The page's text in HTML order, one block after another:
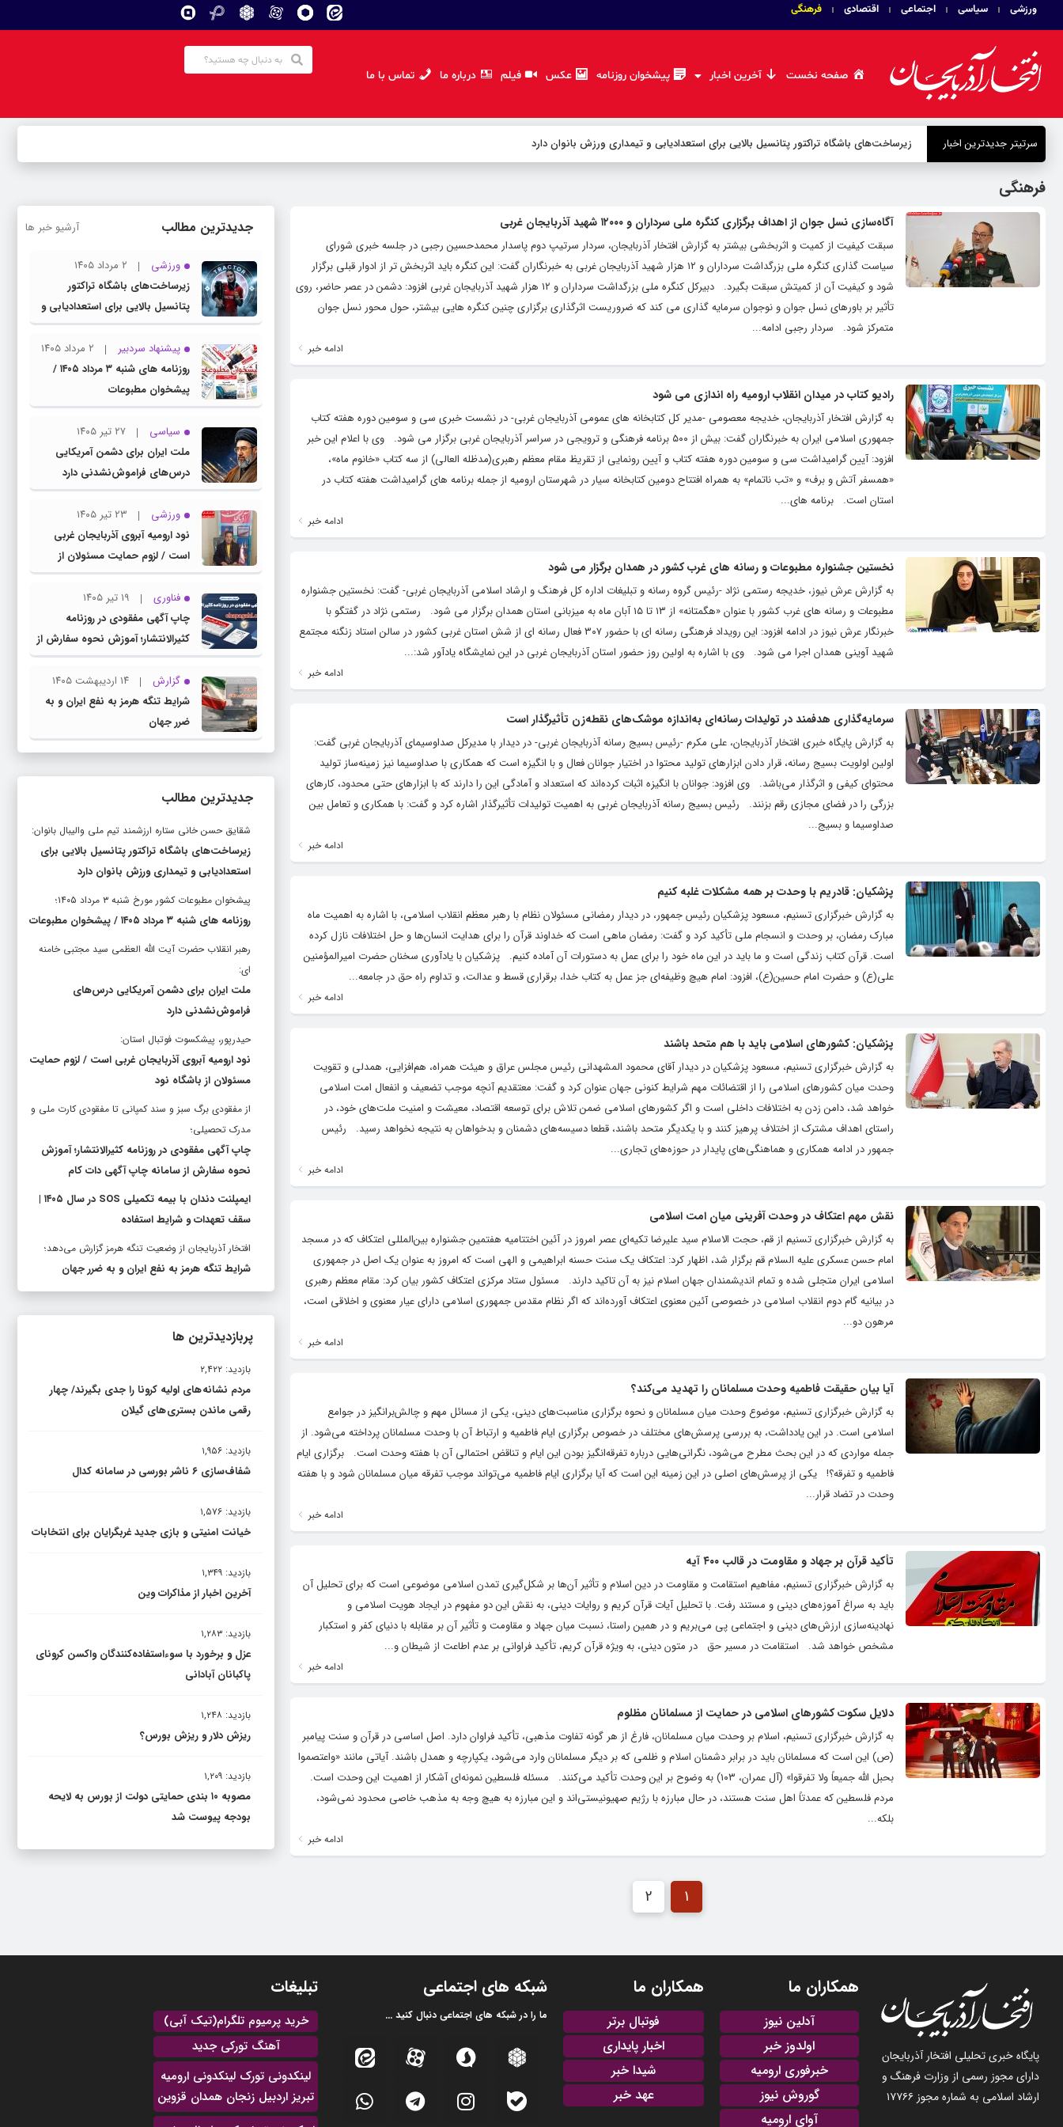
ورزشی سیاسی اجتماعی اقتصادی فرهنگی
صفحه نخست آخرین اخبار پیشخوان روزنامه عکس فیلم درباره ما تماس با ما
سرتیتر جدیدترین اخبار زیرساخت‌های باشگاه تراکتور پتانسیل بالایی برای استعدادیابی و تیمداری ورزش بانوان دارد
فرهنگی
آگاه‌سازی نسل جوان از اهداف برگزاری کنگره ملی سرداران و ۱۲۰۰۰ شهید آذربایجان غربی
سبقت کیفیت از کمیت و اثربخشی بیشتر به گزارش افتخار آذربایجان، سردار سرتیپ دوم پاسدار محمدحسین رجبی در جلسه خبری شورای
سیاست گذاری کنگره ملی بزرگداشت سرداران و ۱۲ هزار شهید آذربایجان غربی به خبرنگاران گفت: این کنگره باید اثربخش تر از ادوار قبلی برگزار
شود و کیفیت آن از کمیتش سبقت بگیرد. دبیرکل کنگره ملی بزرگداشت سرداران و ۱۲ هزار شهید آذربایجان غربی افزود: دشمن در عصر حاضر، روی
تأثیر بر باورهای نسل جوان و نوجوان سرمایه گذاری می کند که ضروریست اثرگذاری برگزاری چنین کنگره هایی بیشتر، حول محور نسل جوان
متمرکز شود. سردار رجبی ادامه...
ادامه خبر
رادیو کتاب در میدان انقلاب ارومیه راه اندازی می شود
به گزارش افتخار آذربایجان، خدیجه معصومی -مدیر کل کتابخانه های عمومی آذربایجان غربی- در نشست خبری سی و سومین دوره هفته کتاب
جمهوری اسلامی ایران به خبرنگاران گفت: بیش از ۵۰۰ برنامه فرهنگی و ترویجی در سراسر آذربایجان غربی برگزار می شود. وی با اعلام این خبر
افزود: آیین گرامیداشت سی و سومین دوره هفته کتاب و آیین رونمایی از تقریظ مقام معظم رهبری(مدظله العالی) از سه کتاب «خانوم ماه»،
«همسفر آتش و برف» و «تب ناتمام» به همراه افتتاح دومین کتابخانه سیار در شهرستان ارومیه از جمله برنامه های گرامیداشت هفته کتاب در
استان است. برنامه های...
ادامه خبر
نخستین جشنواره مطبوعات و رسانه های غرب کشور در همدان برگزار می شود
به گزارش عرش نیوز، خدیجه رستمی نژاد -رئیس گروه رسانه و تبلیغات اداره کل فرهنگ و ارشاد اسلامی آذربایجان غربی- گفت: نخستین جشنواره
مطبوعات و رسانه های غرب کشور با عنوان «هگمتانه» از ۱۳ تا ۱۵ آبان ماه به میزبانی استان همدان برگزار می شود. رستمی نژاد در گفتگو با
خبرنگار عرش نیوز در ادامه افزود: این رویداد فرهنگی رسانه ای با حضور ۳۰۷ فعال رسانه ای از شش استان غربی کشور در سالن استاد زنگنه مجتمع
شهید آوینی همدان اجرا می شود. وی با اشاره به اولین روز حضور استان آذربایجان غربی در این نمایشگاه یادآور شد:...
ادامه خبر
سرمایه‌گذاری هدفمند در تولیدات رسانه‌ای به‌اندازه موشک‌های نقطه‌زن تأثیرگذار است
به گزارش پایگاه خبری افتخار آذربایجان، علی مکرم -رئیس بسیج رسانه آذربایجان غربی- در دیدار با مدیرکل صداوسیمای آذربایجان غربی گفت:
اولین اولویت بسیج رسانه، قرار دادن ابزارهای تولید محتوا در اختیار جوانان فعال و با انگیزه است که همکاری با صداوسیما نیز زمینه‌ساز تولید
محتوای کیفی و اثرگذار می‌باشد. وی افزود: جوانان با انگیزه اثبات کرده‌اند که استعداد و آمادگی این را دارند که با ابزارهای حتی محدود، کارهای
بزرگی را در فضای مجازی رقم بزنند. رئیس بسیج رسانه آذربایجان غربی به اهمیت تولیدات تأثیرگذار اشاره کرد و گفت: با همکاری و تعامل بین
صداوسیما و بسیج...
ادامه خبر
پزشکیان: قادریم با وحدت بر همه مشکلات غلبه کنیم
به گزارش خبرگزاری تسنیم، مسعود پزشکیان رئیس جمهور، در دیدار رمضانی مسئولان نظام با رهبر معظم انقلاب اسلامی، با اشاره به اهمیت ماه
مبارک رمضان، بر وحدت و انسجام ملی تأکید کرد و گفت: رمضان ماهی است که خداوند قرآن را برای هدایت انسان‌ها و حل اختلافات نازل کرده
است. قرآن کتاب زندگی است و ما باید در این ماه خود را برای عمل به دستورات آن آماده کنیم. پزشکیان با یادآوری سخنان حضرت امیرالمؤمنین
علی(ع) و حضرت امام حسین(ع)، افزود: امام هیچ وظیفه‌ای جز عمل به کتاب خدا، برقراری قسط و عدالت، و تداوم راه حق در جامعه...
ادامه خبر
پزشکیان: کشورهای اسلامی باید با هم متحد باشند
به گزارش خبرگزاری تسنیم، مسعود پزشکیان در دیدار آقای محمود المشهدانى رئیس مجلس عراق و هیئت همراه، هم‌افزایی، همدلی و تقویت
وحدت میان کشورهای اسلامی را از اقتضائات مهم شرایط کنونی جهان عنوان کرد و گفت: معتقدیم آنچه موجب تضعیف و انفعال امت اسلامی
خواهد شد، دامن زدن به اختلافات داخلی است و اگر کشورهای اسلامی ضمن تلاش برای توسعه اقتصاد، معیشت و امنیت ملت‌های خود، در
راستای اهداف مشترک از اختلاف پرهیز کنند و با یکدیگر متحد باشند، قطعا دسیسه‌های دشمنان و بدخواهان به نتیجه نخواهد رسید. رئیس
جمهور در ادامه همکاری و هماهنگی‌های پایدار در حوزه‌های تجاری...
ادامه خبر
نقش مهم اعتکاف در وحدت آفرینی میان امت اسلامی
به گزارش خبرگزاری تسنیم از قم، حجت الاسلام سید علیرضا تکیه‌ای عصر امروز در آئین اختتامیه هفتمین جشنواره بین‌المللی اعتکاف که در مسجد
امام حسن عسکری علیه السلام قم برگزار شد، اظهار کرد: اعتکاف یک سنت حسنه ابراهیمی و الهی است که امروز به عنوان یک اصل در جمهوری
اسلامی ایران متجلی شده و تمام اندیشمندان جهان اسلام نیز به آن تاکید دارند. مسئول ستاد مرکزی اعتکاف کشور بیان کرد: مقام معظم رهبری
در بیانیه گام دوم انقلاب اسلامی در خصوصی آئین معنوی اعتکاف آورده‌اند که اگر نظام مقدس جمهوری اسلامی دارای عیار معنوی و اخلاقی است،
مرهون دو...
ادامه خبر
آیا بیان حقیقت فاطمیه وحدت مسلمانان را تهدید می‌کند؟
به گزارش خبرگزاری تسنیم، موضوع وحدت میان مسلمانان و نحوه برگزاری مناسبت‌های دینی، یکی از مسائل مهم و چالش‌برانگیز در جوامع
اسلامی است. در این یادداشت، به بررسی پرسش‌های مختلف در خصوص برگزاری ایام فاطمیه و ارتباط آن با وحدت مسلمانان پرداخته می‌شود. از
جمله مواردی که در این بحث مطرح می‌شود، نگرانی‌هایی درباره تفرقه‌انگیز بودن این ایام و تناقض احتمالی آن با هفته وحدت است. برگزاری ایام
فاطمیه و تفرقه؟! یکی از پرسش‌های اصلی در این زمینه این است که آیا برگزاری ایام فاطمیه می‌تواند موجب تفرقه میان مسلمانان شود و با هفته
وحدت در تضاد قرار...
ادامه خبر
تأکید قرآن بر جهاد و مقاومت در قالب ۴۰۰ آیه
به گزارش خبرگزاری تسنیم، مفاهیم استقامت و مقاومت در دین اسلام و تأثیر آن‌ها بر شکل‌گیری تمدن اسلامی موضوعی است که برای تحلیل آن
باید به سراغ آموزه‌های دینی و مستند رفت. با تحلیل آیات قرآن کریم و روایات دینی، به نقش این دو مفهوم در ایجاد هویت اسلامی و
نهادینه‌سازی ارزش‌های دینی و اجتماعی پی می‌بریم و در همین راستا، نسبت میان جهاد و مقاومت و تأثیر آن بر مقابله با دنیای کفر و استکبار
مشخص خواهد شد. استقامت در مسیر حق در متون دینی، به ویژه قرآن کریم، تأکید فراوانی بر عدم اطاعت از شیطان و...
ادامه خبر
دلایل سکوت کشورهای اسلامی در حمایت از مسلمانان مظلوم
به گزارش خبرگزاری تسنیم، اسلام بر وحدت میان مسلمانان، فارغ از هر گونه تفاوت مذهبی، تأکید فراوان دارد. اصل اساسی در قرآن و سنت پیامبر
(ص) این است که مسلمانان باید در برابر دشمنان اسلام و ظلمی که بر دیگر مسلمانان وارد می‌شود، یکپارچه و همدل باشند. آیاتی مانند «واعتصموا
بحبل الله جمیعاً ولا تفرقوا» (آل عمران، ۱۰۳) به وضوح بر این وحدت تأکید می‌کنند. مسئله فلسطین نمونه‌ای آشکار از اهمیت این وحدت است.
مردم فلسطین که عمدتاً اهل سنت هستند، در حال مبارزه با رژیم صهیونیستی‌اند و این مبارزه به هیچ وجه به مذهب خاصی محدود نمی‌شود،
بلکه...
ادامه خبر
1
2
جدیدترین مطالب آرشیو خبر ها
ورزشی
۲ مرداد ۱۴۰۵
زیرساخت‌های باشگاه تراکتور
پتانسیل بالایی برای استعدادیابی و
تیمداری ورزش بانوان دارد
پیشنهاد سردبیر
۲ مرداد ۱۴۰۵
روزنامه های شنبه ۳ مرداد ۱۴۰۵ /
پیشخوان مطبوعات
سیاسی
۲۷ تیر ۱۴۰۵
ملت ایران برای دشمن آمریکایی
درس‌های فراموش‌نشدنی دارد
ورزشی
۲۳ تیر ۱۴۰۵
نود ارومیه آبروی آذربایجان غربی
است / لزوم حمایت مسئولان از
باشگاه نود
فناوری
۱۹ تیر ۱۴۰۵
چاپ آگهی مفقودی در روزنامه
کثیرالانتشار؛ آموزش نحوه سفارش از
سامانه چاپ آگهی دات کام
گزارش
۱۴ اردیبهشت ۱۴۰۵
شرایط تنگه هرمز به نفع ایران و به
ضرر جهان
جدیدترین مطالب
شقایق حسن خانی ستاره ارزشمند تیم ملی والیبال بانوان:
زیرساخت‌های باشگاه تراکتور پتانسیل بالایی برای
استعدادیابی و تیمداری ورزش بانوان دارد
پیشخوان مطبوعات کشور مورخ شنبه ۳ مرداد ۱۴۰۵؛
روزنامه های شنبه ۳ مرداد ۱۴۰۵ / پیشخوان مطبوعات
رهبر انقلاب حضرت آیت الله العظمی سید مجتبی خامنه
ای:
ملت ایران برای دشمن آمریکایی درس‌های
فراموش‌نشدنی دارد
حیدرپور، پیشکسوت فوتبال استان:
نود ارومیه آبروی آذربایجان غربی است / لزوم حمایت
مسئولان از باشگاه نود
از مفقودی برگ سبز و سند کمپانی تا مفقودی کارت ملی و
مدرک تحصیلی؛
چاپ آگهی مفقودی در روزنامه کثیرالانتشار؛ آموزش
نحوه سفارش از سامانه چاپ آگهی دات کام
ایمپلنت دندان با بیمه تکمیلی SOS در سال ۱۴۰۵ |
سقف تعهدات و شرایط استفاده
افتخار آذربایجان از وضعیت تنگه هرمز گزارش می‌دهد؛
شرایط تنگه هرمز به نفع ایران و به ضرر جهان
پربازدیدترین ها
بازدید: ۲,۴۲۲
مردم نشانه های اولیه کرونا را جدی بگیرند/ چهار
رقمی ماندن بستری های گیلان
بازدید: ۱,۹۵۶
شفاف‌سازی ۶ ناشر بورسی در سامانه کدال
بازدید: ۱,۵۷۶
خیانت امنیتی و بازی جدید غربگرایان برای انتخابات
بازدید: ۱,۳۴۹
آخرین اخبار از مذاکرات وین
بازدید: ۱,۲۸۳
عزل و برخورد با سوءاستفاده‌کنندگان واکسن کرونای
پاکبانان آبادانی
بازدید: ۱,۲۴۸
ریزش دلار و ریزش بورس؟
بازدید: ۱,۲۰۹
مصوبه ۱۰ بندی حمایتی دولت از بورس به لایحه
بودجه پیوست شد
پایگاه خبری تحلیلی افتخار آذربایجان
دارای مجوز رسمی از وزارت فرهنگ و
ارشاد اسلامی به شماره مجوز ۱۷۷۶۶
همکاران ما
آدلین نیوز
اولدوز خبر
خبرفوری ارومیه
گوروش نیوز
آوای ارومیه
همکاران ما
فوتبال برتر
اخبار پایداری
شیدا خبر
عهد خبر
شبکه های اجتماعی
ما را در شبکه های اجتماعی دنبال کنید ...
تبلیغات
خرید پرمیوم تلگرام(تیک آبی)
آهنگ تورکی جدید
لینکدونی تورک لینکدونی ارومیه
تبریز اردبیل زنجان همدان قزوین